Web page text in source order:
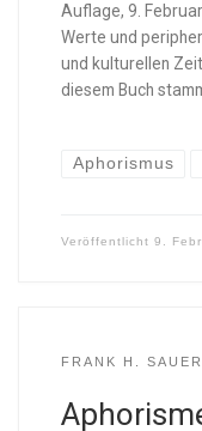
Auflage, 9.
Werte und
und kulturellen
diesem Buch
Aphorismus
Veröffentlicht 9.
FRANK H. SAUER